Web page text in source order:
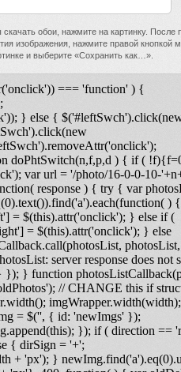
скачать обои, нажмите на картинку. После
изображения, нажмите правой кнопкой
и выберите «Сохранить как…».
=== 'function' ) {
} else {
doPhtSwitch(n,f,p,d ) { if (
var url = '/photo/16-0-0-10-
response ) { try { var
)
= $(this).attr('onclick'); } else if (
= $(this).attr('onclick'); } else
server response does not
} function
// CHANGE this if
imgWrapper.width(width);
= $('', { id: 'newImgs' });
}); if ( direction ==
{ dirSign = '+';
+ 'px'); }